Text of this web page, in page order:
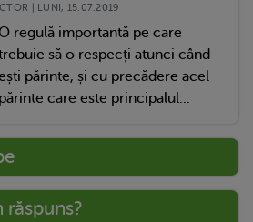
| LUNI, 15.07.2019
regulă importantă pe care
să o respecți atunci când
părinte, și cu precădere acel
părinte care este principalul...
răspuns?